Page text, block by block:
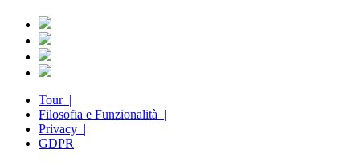
Tour |
Filosofia e Funzionalità |
Privacy |
GDPR